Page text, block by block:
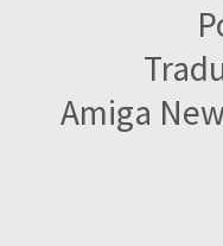
Amiga